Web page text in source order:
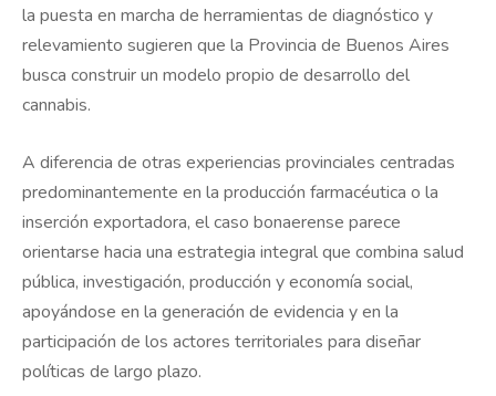
la puesta en marcha de herramientas de diagnóstico y
relevamiento sugieren que la Provincia de Buenos Aires
busca construir un modelo propio de desarrollo del
cannabis.
A diferencia de otras experiencias provinciales centradas
predominantemente en la producción farmacéutica o la
inserción exportadora, el caso bonaerense parece
orientarse hacia una estrategia integral que combina salud
pública, investigación, producción y economía social,
apoyándose en la generación de evidencia y en la
participación de los actores territoriales para diseñar
políticas de largo plazo.